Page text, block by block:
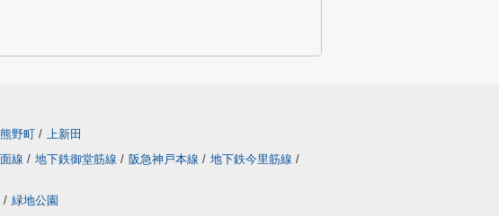
熊野町 / 上新田
線 / 地下鉄御堂筋線 / 阪急神戸本線 / 地下鉄今里筋線 /
/ 緑地公園